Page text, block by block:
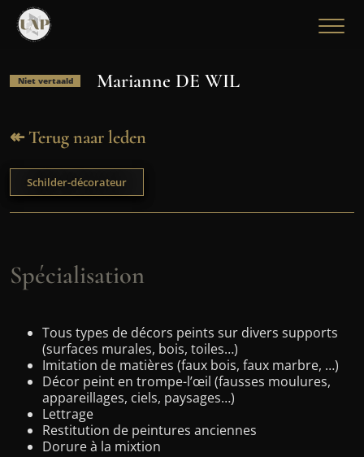
Niet vertaald Marianne DE WIL
↞ Terug naar leden
Schilder-décorateur
Spécialisation
Tous types de décors peints sur divers supports
(surfaces murales, bois, toiles…)
Imitation de matières (faux bois, faux marbre, …)
Décor peint en trompe-l’œil (fausses moulures,
appareillages, ciels, paysages…)
Lettrage
Restitution de peintures anciennes
Dorure à la mixtion